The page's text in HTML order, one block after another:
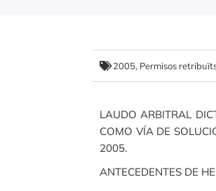
2005, Permisos
LAUDO ARBITRAL
COMO VÍA DE
2005.
ANTECEDENTES DE